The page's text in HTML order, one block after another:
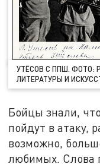
УТЁСОВ С ППШ. ФОТО:
ЛИТЕРАТУРЫ И
Бойцы знали,
пойдут в атаку,
возможно,
любимых. Слова